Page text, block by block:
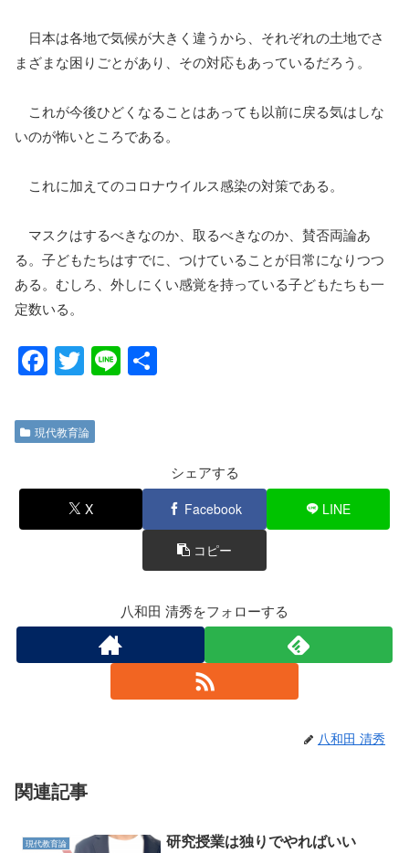
日本は各地で気候が大きく違うから、それぞれの土地でさ
まざまな困りごとがあり、その対応もあっているだろう。
これが今後ひどくなることはあっても以前に戻る気はしな
いのが怖いところである。
これに加えてのコロナウイルス感染の対策である。
マスクはするべきなのか、取るべきなのか、賛否両論あ
る。子どもたちはすでに、つけていることが日常になりつつ
ある。むしろ、外しにくい感覚を持っている子どもたちも一
定数いる。
F
c
e
b
o
T
tt
er
Li
現代教育論
シェアする
X Facebook LINE
コピー
八和田 清秀をフォローする
八和田 清秀
関連記事
現代教育論 研究授業は独りでやればいい